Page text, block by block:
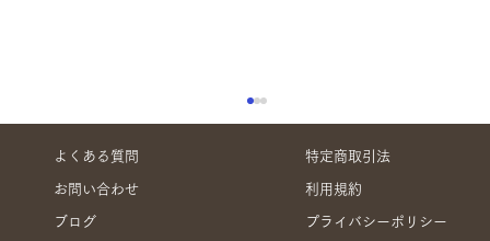
よくある質問
お問い合わせ
ブログ
特定商取引法
利用規約
プライバシーポリシー